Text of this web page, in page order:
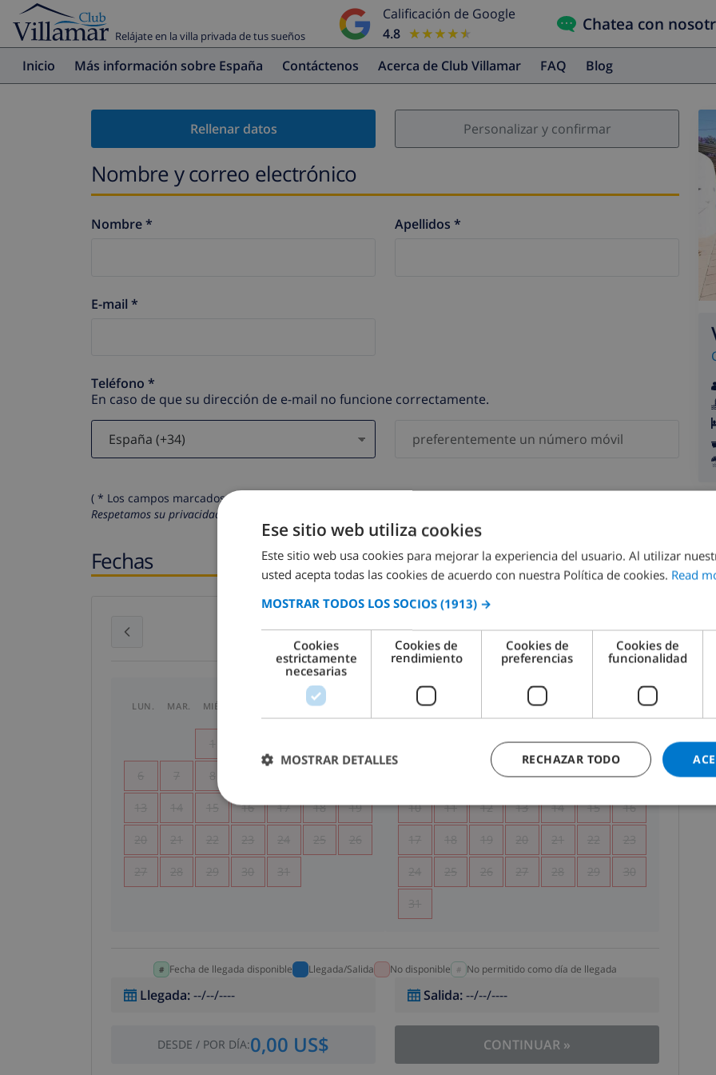
Relájate en la villa privada de tus sueños
Calificación de Google
4.8
★★★★★
★★★★★ Chatea con
Inicio Más información sobre España Contáctenos Acerca de Club Villamar FAQ Blog
Rellenar datos Personalizar y confirmar
Nombre y correo electrónico
Nombre * Apellidos *
E-mail *
Teléfono *
En caso de que su dirección de e-mail no funcione correctamente.
( * Los campos marcados con un asterisco son obligatorios )
Respetamos su privacidad. Sus datos personales no serán compartidos con ninguna otra persona o empresa.
Fechas
julio 2026 agosto 2026
LUN. MAR. MIÉ. SÁB.
1
6 7 8
13 14 15 16 17 18 19
20 21 22 23 24 25 26
27 28 29 30 31
LUN. JUE. DOM.
1 2
6 7 8 9
10 11 12 13 14 15 16
17 18 19 20 21 22 23
24 25 26 27 28 29 30
31
Fecha de llegada disponible Llegada/Salida No disponible No permitido como día de llegada
Llegada:--/--/---- Salida:--/--/----
DESDE / POR DÍA:0,00 US$ CONTINUAR »
Ese sitio web utiliza cookies
Este sitio web usa cookies para mejorar la experiencia del usuario. Al utilizar
usted acepta todas las cookies de acuerdo con nuestra Política de cookies. Read
MOSTRAR TODOS LOS SOCIOS (1913) →
Cookies
estrictamente
necesarias
Cookies de
rendimiento
Cookies de
preferencias
Cookies de
funcionalidad
RECHAZAR TODO
MOSTRAR DETALLES